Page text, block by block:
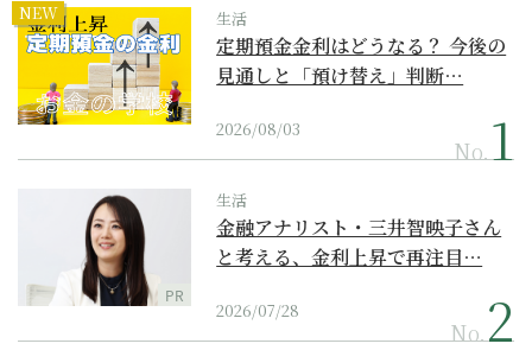
NEW 生活
定期預金金利はどうなる？ 今後の
見通しと「預け替え」判断…
2026/08/03
No.
PR
生活
金融アナリスト・三井智映子さん
と考える、金利上昇で再注目…
2026/07/28
No.